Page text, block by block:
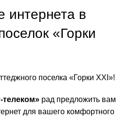
интернета в
«Горки
поселка «Горки XXI»!
телеком» рад предложить вам
для вашего комфортного